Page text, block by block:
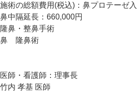
施術の総額費用(税込)： 鼻プロテーゼ
鼻中隔延長：660,000円
隆鼻・整鼻手術
鼻 隆鼻術
医師・看護師： 理事長
竹内 孝基 医師